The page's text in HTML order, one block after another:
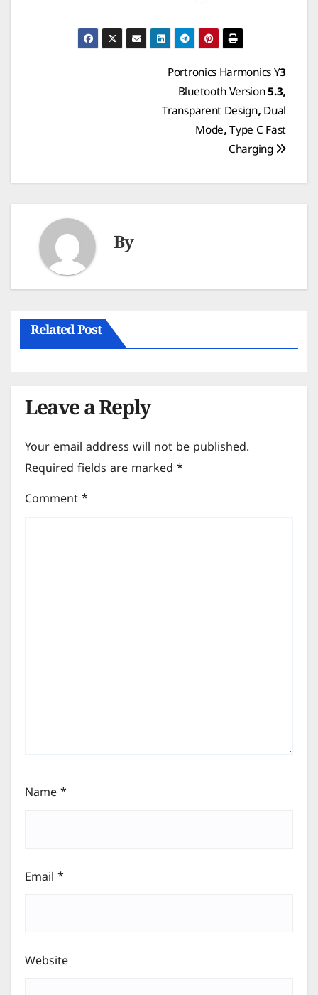
Portronics Harmonics Y3
Bluetooth Version 5.3,
Transparent Design, Dual
Mode, Type C Fast
Charging
By
Related Post
Leave a Reply
Your email address will not be published.
Required fields are marked *
Comment *
Name *
Email *
Website